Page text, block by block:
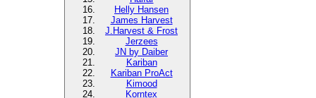
Helly Hansen
James Harvest
J.Harvest & Frost
Jerzees
JN by Daiber
Kariban
Kariban ProAct
Kimood
Korntex